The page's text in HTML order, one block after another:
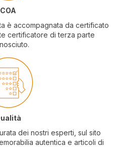
COA
è accompagnata da certificato
certificatore di terza parte
dei nostri esperti, sul sito
autentica e articoli di